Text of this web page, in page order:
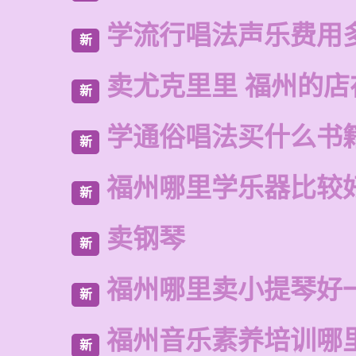
新 学流行唱法声乐费用
新 卖尤克里里 福州的
新 学通俗唱法买什么书
新 福州哪里学乐器比较
新 卖钢琴
新 福州哪里卖小提琴好
新 福州音乐素养培训哪